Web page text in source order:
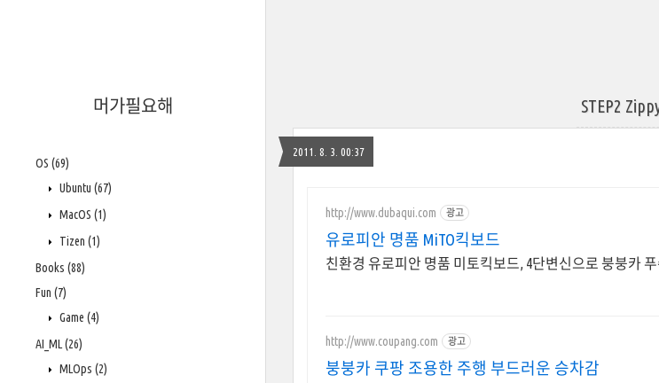
머가필요해
OS (69)
Ubuntu (67)
MacOS (1)
Tizen (1)
Books (88)
Fun (7)
Game (4)
AI_ML(26)
MLOps (2)
STEP2
2011. 8. 3. 00:37
http://www.dubaqui.com 광고
유로피안 명품 MiTO킥보드
친환경 유로피안 명품 미토킥보드, 4단변신으로 붕붕카
http://www.coupang.com 광고
붕붕카 쿠팡 조용한 주행 부드러운 승차감